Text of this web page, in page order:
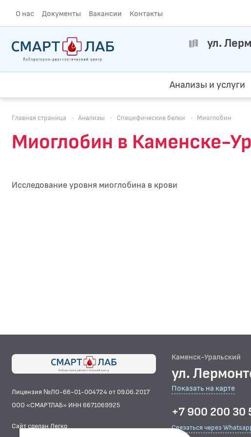
О нас Документы Вакансии Контакты
ул.
Анализы и услуги
Главная страница · Анализы · Специфические белки · Миоглобин
Миоглобин в Каменске-
Исследование уровня миоглобина в крови
Лицензия №ЛО-66-01-004724 от 09.06.2017
ООО «СМАРТЛАБ» ИНН 6671069925
Сайт сделан Легко
Каменск-Уральский
ул.
Показать на карте
+7 900 200 30
Связаться через